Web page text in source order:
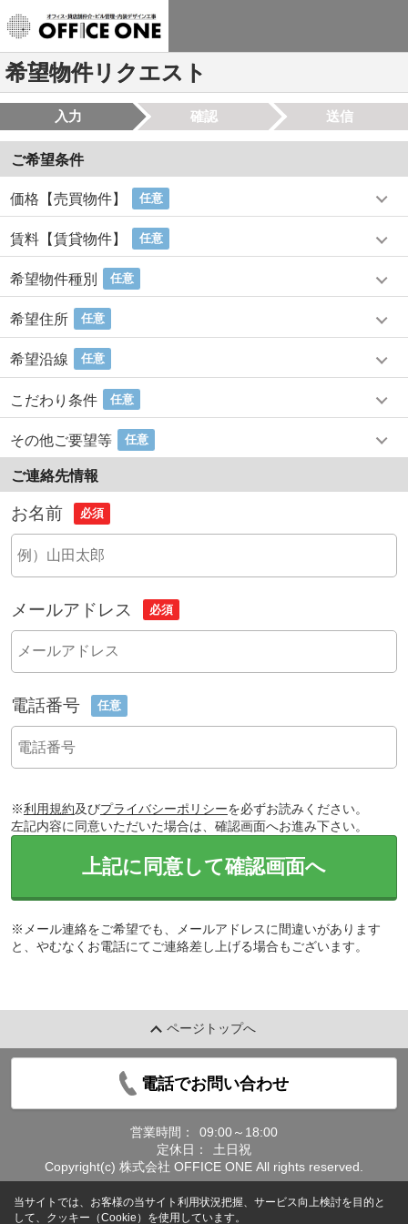
希望物件リクエスト
入力 確認 送信
ご希望条件
価格【売買物件】 任意
賃料【賃貸物件】 任意
希望物件種別 任意
希望住所 任意
希望沿線 任意
こだわり条件 任意
その他ご要望等 任意
ご連絡先情報
お名前 必須
メールアドレス 必須
電話番号 任意
※利用規約及びプライバシーポリシーを必ずお読みください。
左記内容に同意いただいた場合は、確認画面へお進み下さい。
上記に同意して確認画面へ
※メール連絡をご希望でも、メールアドレスに間違いがあります
と、やむなくお電話にてご連絡差し上げる場合もございます。
ページトップへ
電話でお問い合わせ
営業時間：
09:00～18:00
定休日：
土日祝
Copyright(c) 株式会社 OFFICE ONE All rights reserved.
当サイトでは、お客様の当サイト利用状況把握、サービス向上検討を目的と
して、クッキー（Cookie）を使用しています。